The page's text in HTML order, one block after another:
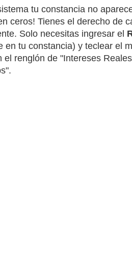
tu constancia no
ceros! Tienes el derecho de
Solo necesitas ingresar el
en tu constancia) y teclear el
el renglón de "Intereses Reales